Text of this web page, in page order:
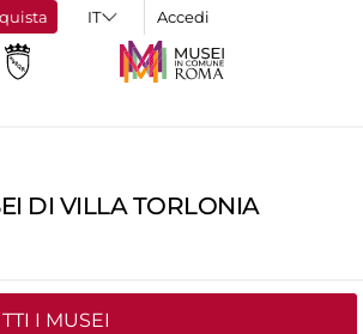
Accedi
DI VILLA TORLONIA
I MUSEI